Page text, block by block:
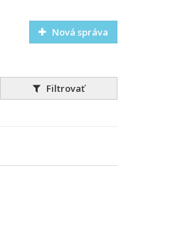
Nová správa
Filtrovať